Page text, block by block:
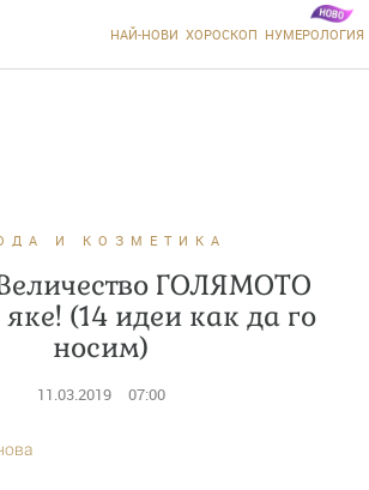
НАЙ-НОВИ ХОРОСКОП НУМЕРОЛОГИЯ
И КОЗМЕТИКА
ГОЛЯМОТО
(14 идеи как да го
носим)
11.03.2019 07:00